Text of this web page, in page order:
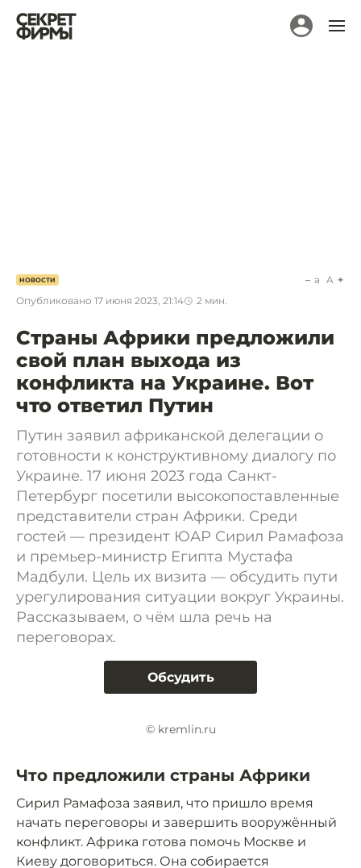
НОВОСТИ
Опубликовано 17 июня 2023, 21:14 2 мин.
a A
Страны Африки предложили
свой план выхода из
конфликта на Украине. Вот
что ответил Путин
Путин заявил африканской делегации о
готовности к конструктивному диалогу по
Украине. 17 июня 2023 года Санкт-
Петербург посетили высокопоставленные
представители стран Африки. Среди
гостей — президент ЮАР Сирил Рамафоза
и премьер-министр Египта Мустафа
Мадбули. Цель их визита — обсудить пути
урегулирования ситуации вокруг Украины.
Рассказываем, о чём шла речь на
переговорах.
Обсудить
© kremlin.ru
Что предложили страны Африки
Сирил Рамафоза заявил, что пришло время
начать переговоры и завершить вооружённый
конфликт. Африка готова помочь Москве и
Киеву договориться. Она собирается